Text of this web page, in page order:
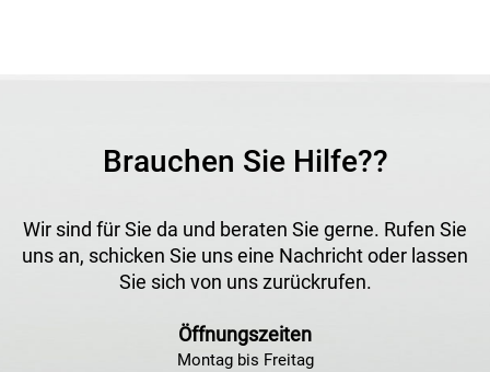
Brauchen Sie Hilfe??
Wir sind für Sie da und beraten Sie gerne. Rufen Sie
uns an, schicken Sie uns eine Nachricht oder lassen
Sie sich von uns zurückrufen.
Öffnungszeiten
Montag bis Freitag